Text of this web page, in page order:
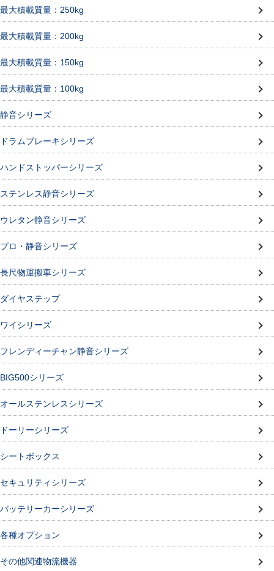
最大積載質量：250kg
最大積載質量：200kg
最大積載質量：150kg
最大積載質量：100kg
静音シリーズ
ドラムブレーキシリーズ
ハンドストッパーシリーズ
ステンレス静音シリーズ
ウレタン静音シリーズ
プロ・静音シリーズ
長尺物運搬車シリーズ
ダイヤステップ
ワイシリーズ
フレンディーチャン静音シリーズ
BIG500シリーズ
オールステンレスシリーズ
ドーリーシリーズ
シートボックス
セキュリティシリーズ
バッテリーカーシリーズ
各種オプション
その他関連物流機器